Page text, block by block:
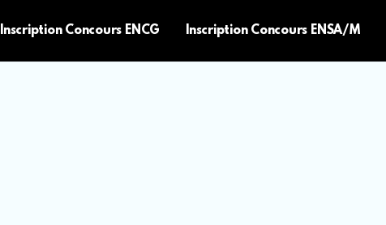
Inscription Concours ENCG Inscription Concours ENSA/M